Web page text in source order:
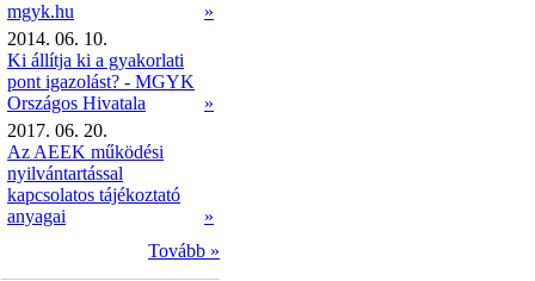
mgyk.hu
»
2014. 06. 10.
Ki állítja ki a gyakorlati
pont igazolást? - MGYK
Országos Hivatala
»
2017. 06. 20.
Az AEEK működési
nyilvántartással
kapcsolatos tájékoztató
anyagai
»
Tovább »